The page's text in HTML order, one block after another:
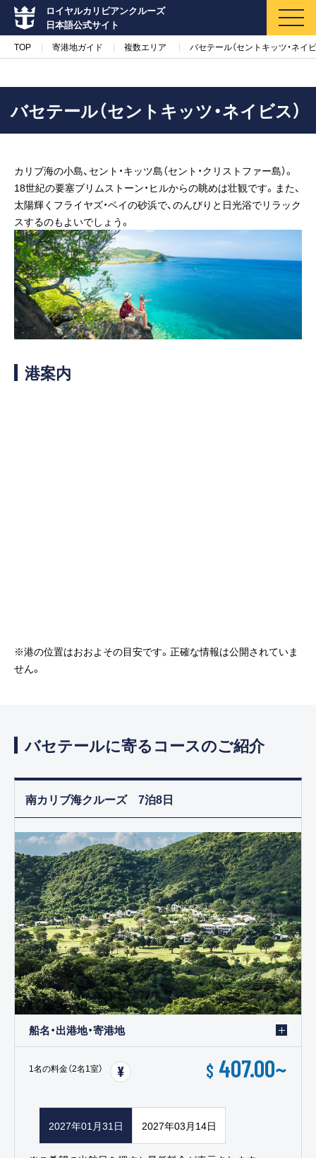
ロイヤルカリビアンクルーズ
日本語公式サイト
マイページ メルマガ登録
クルーズ検索
キャンペーン・特集
クルーズの楽しみ方
船内へようこそ
客船のご案内
TOP 寄港地ガイド 複数エリア バセテール（セントキッツ・ネイ
バセテール（セントキッツ・ネイビス）
カリブ海の小島、セント・キッツ島（セント・クリストファー島）。
18世紀の要塞ブリムストーン・ヒルからの眺めは壮観です。また、
太陽輝くフライヤズ・ベイの砂浜で、のんびりと日光浴でリラック
スするのもよいでしょう。
港案内
※港の位置はおおよその目安です。正確な情報は公開されていま
せん。
バセテールに寄るコースのご紹介
南カリブ海クルーズ 7泊8日
船名・出港地・寄港地
1名の料金（2名1室） $ 407.00~
2027年01月31日 2027年03月14日